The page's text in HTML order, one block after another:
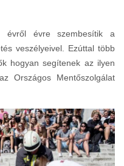
évről évre szembesítik a
veszélyeivel. Ezúttal több
hogyan segítenek az ilyen
Országos Mentőszolgálat